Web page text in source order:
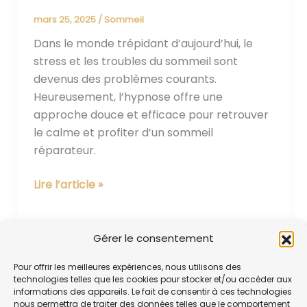
Gérer le consentement
Pour offrir les meilleures expériences, nous utilisons des
technologies telles que les cookies pour stocker et/ou accéder aux
informations des appareils. Le fait de consentir à ces technologies
nous permettra de traiter des données telles que le comportement
mars 25, 2025 /Sommeil
Dans le monde trépidant d’aujourd’hui, le
stress et les troubles du sommeil sont
devenus des problèmes courants.
Heureusement, l’hypnose offre une
approche douce et efficace pour retrouver
le calme et profiter d’un sommeil
réparateur.
Lire l’article »